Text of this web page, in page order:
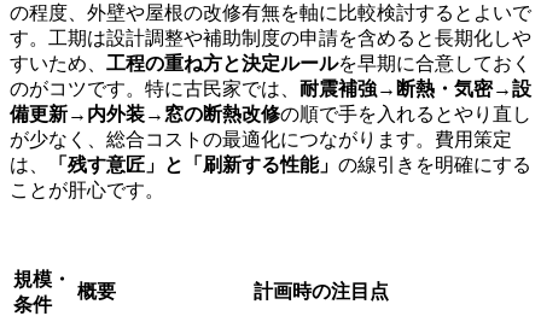
の程度、外壁や屋根の改修有無を軸に比較検討するとよいで
す。工期は設計調整や補助制度の申請を含めると長期化しや
すいため、 工程の重ね方と決定ルールを早期に合意しておく
のがコツです。特に古民家では、 耐震補強→断熱・気密→設
備更新→内外装→窓の断熱改修の順で手を入れるとやり直し
が少なく、総合コストの最適化につながります。費用策定
は、
「残す意匠」と「刷新する性能」 の線引きを明確にする
ことが肝心です。
規模・
条件
概要 計画時の注目点